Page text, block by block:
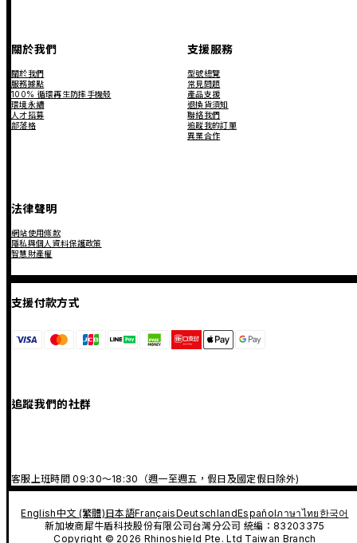
關於我們
關於我們
服務據點
100% 循環再生防摔手機殼
環境永續
人才招募
部落格
支援服務
型號總覽
常見問題
產品支援
退換貨須知
聯絡我們
追蹤我的訂單
異業合作
法律聲明
網站使用條款
隱私與個人資料保護政策
智慧財產權
支援付款方式
追蹤我們的社群
客服上班時間 09:30～18:30（週一至週五，假日及國定假日除外)
English中文 (繁體)日本語FrançaisDeutschlandEspañolภาษาไทย 한국어
新加坡商犀牛盾科技股份有限公司台灣分公司 統編：83203375
Copyright © 2026 Rhinoshield Pte. Ltd Taiwan Branch